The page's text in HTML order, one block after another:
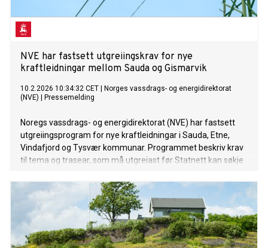
NVE har fastsett utgreiingskrav for nye
kraftleidningar mellom Sauda og Gismarvik
10.2.2026 10:34:32 CET
Norges vassdrags- og energidirektorat
(NVE)
Pressemelding
Noregs vassdrags- og energidirektorat (NVE) har fastsett
utgreiingsprogram for nye kraftleidningar i Sauda, Etne,
Vindafjord og Tysvær kommunar. Programmet beskriv krav
til tema og trasear, som må utgreiast før Statnett kan søkje